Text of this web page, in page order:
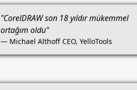
"CorelDRAW son 18 yıldır mükemmel
ortağım oldu"
— Michael Althoff CEO, YelloTools